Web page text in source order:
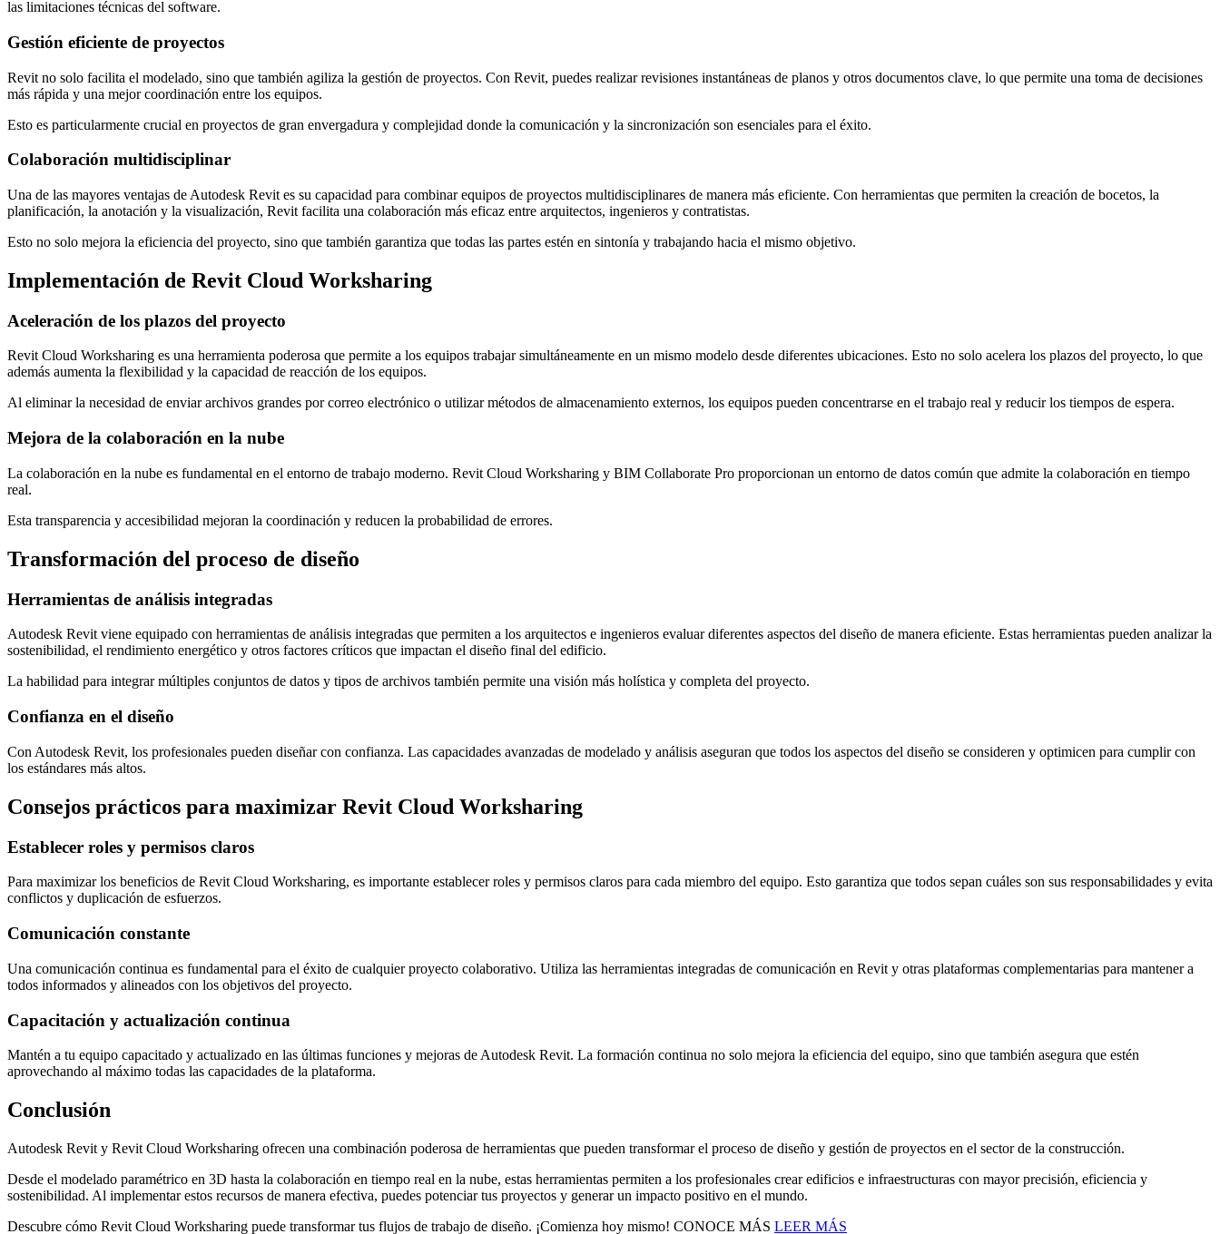
las limitaciones técnicas del software.
Gestión eficiente de proyectos
Revit no solo facilita el modelado, sino que también agiliza la gestión de proyectos. Con Revit, puedes realizar revisiones instantáneas de planos y otros documentos clave, lo que permite una toma de decisiones
más rápida y una mejor coordinación entre los equipos.
Esto es particularmente crucial en proyectos de gran envergadura y complejidad donde la comunicación y la sincronización son esenciales para el éxito.
Colaboración multidisciplinar
Una de las mayores ventajas de Autodesk Revit es su capacidad para combinar equipos de proyectos multidisciplinares de manera más eficiente. Con herramientas que permiten la creación de bocetos, la
planificación, la anotación y la visualización, Revit facilita una colaboración más eficaz entre arquitectos, ingenieros y contratistas.
Esto no solo mejora la eficiencia del proyecto, sino que también garantiza que todas las partes estén en sintonía y trabajando hacia el mismo objetivo.
Implementación de Revit Cloud Worksharing
Aceleración de los plazos del proyecto
Revit Cloud Worksharing es una herramienta poderosa que permite a los equipos trabajar simultáneamente en un mismo modelo desde diferentes ubicaciones. Esto no solo acelera los plazos del proyecto, lo que
además aumenta la flexibilidad y la capacidad de reacción de los equipos.
Al eliminar la necesidad de enviar archivos grandes por correo electrónico o utilizar métodos de almacenamiento externos, los equipos pueden concentrarse en el trabajo real y reducir los tiempos de espera.
Mejora de la colaboración en la nube
La colaboración en la nube es fundamental en el entorno de trabajo moderno. Revit Cloud Worksharing y BIM Collaborate Pro proporcionan un entorno de datos común que admite la colaboración en tiempo
real.
Esta transparencia y accesibilidad mejoran la coordinación y reducen la probabilidad de errores.
Transformación del proceso de diseño
Herramientas de análisis integradas
Autodesk Revit viene equipado con herramientas de análisis integradas que permiten a los arquitectos e ingenieros evaluar diferentes aspectos del diseño de manera eficiente. Estas herramientas pueden analizar la
sostenibilidad, el rendimiento energético y otros factores críticos que impactan el diseño final del edificio.
La habilidad para integrar múltiples conjuntos de datos y tipos de archivos también permite una visión más holística y completa del proyecto.
Confianza en el diseño
Con Autodesk Revit, los profesionales pueden diseñar con confianza. Las capacidades avanzadas de modelado y análisis aseguran que todos los aspectos del diseño se consideren y optimicen para cumplir con
los estándares más altos.
Consejos prácticos para maximizar Revit Cloud Worksharing
Establecer roles y permisos claros
Para maximizar los beneficios de Revit Cloud Worksharing, es importante establecer roles y permisos claros para cada miembro del equipo. Esto garantiza que todos sepan cuáles son sus responsabilidades y evita
conflictos y duplicación de esfuerzos.
Comunicación constante
Una comunicación continua es fundamental para el éxito de cualquier proyecto colaborativo. Utiliza las herramientas integradas de comunicación en Revit y otras plataformas complementarias para mantener a
todos informados y alineados con los objetivos del proyecto.
Capacitación y actualización continua
Mantén a tu equipo capacitado y actualizado en las últimas funciones y mejoras de Autodesk Revit. La formación continua no solo mejora la eficiencia del equipo, sino que también asegura que estén
aprovechando al máximo todas las capacidades de la plataforma.
Conclusión
Autodesk Revit y Revit Cloud Worksharing ofrecen una combinación poderosa de herramientas que pueden transformar el proceso de diseño y gestión de proyectos en el sector de la construcción.
Desde el modelado paramétrico en 3D hasta la colaboración en tiempo real en la nube, estas herramientas permiten a los profesionales crear edificios e infraestructuras con mayor precisión, eficiencia y
sostenibilidad. Al implementar estos recursos de manera efectiva, puedes potenciar tus proyectos y generar un impacto positivo en el mundo.
Descubre cómo Revit Cloud Worksharing puede transformar tus flujos de trabajo de diseño. ¡Comienza hoy mismo! CONOCE MÁS LEER MÁS